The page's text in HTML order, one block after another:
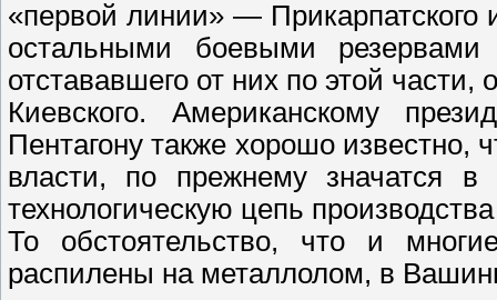
«первой линии» —
остальными боевыми
отстававшего от них по этой части,
Киевского. Американскому
Пентагону также хорошо известно,
власти, по прежнему значатся в
технологическую цепь
То обстоятельство, что и
распилены на металлолом, в